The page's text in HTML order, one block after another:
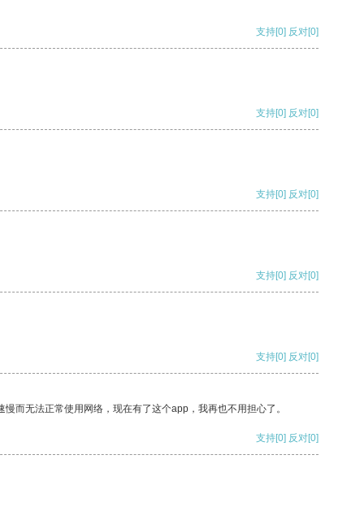
支持[0] 反对[0]
支持[0] 反对[0]
支持[0] 反对[0]
支持[0] 反对[0]
支持[0] 反对[0]
而无法正常使用网络，现在有了这个app，我再也不用担心了。
支持[0] 反对[0]